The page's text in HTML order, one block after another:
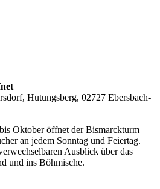
Hutungsberg, 02727 Ebersbach-
Oktober öffnet der Bismarckturm
an jedem Sonntag und Feiertag.
Ausblick über das
und ins Böhmische.